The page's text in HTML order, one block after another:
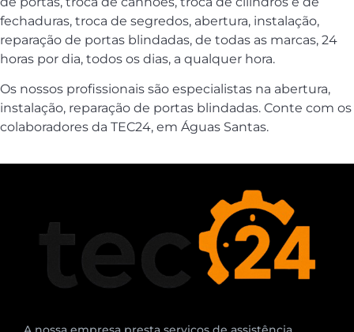
fechaduras, troca de segredos, abertura, instalação,
reparação de portas blindadas, de todas as marcas, 24
horas por dia, todos os dias, a qualquer hora.
Os nossos profissionais são especialistas na abertura,
instalação, reparação de portas blindadas. Conte com os
colaboradores da TEC24, em Águas Santas.